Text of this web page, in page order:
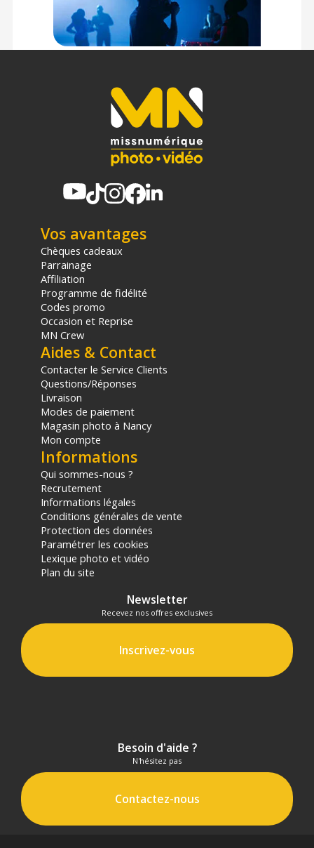
CONTENU DU CARTON
1x Sac photo Trekker LT HP 100 de Lowepro
Offre valable jusqu'au 07-08-2026 inclus.
Code EAN Lowepro Trekker LT HP 100 gris - Sac photo de
ceinture - Achat et prix :
8024221725087
(1) Offre valable jusqu'au 31 Décembre 2030 à partir de 49 euros
d'achat, sur la base d'une expédition Chronopost 24H vers un point
sur les produits de moins de 1m et moins de 20Kg.
(2) Nombre de points Fidélité estimés, hors remises au panier, basé
Vos avantages
Chèques cadeaux
Parrainage
Affiliation
Programme de fidélité
Codes promo
Occasion et Reprise
MN Crew
Aides & Contact
Contacter le Service Clients
Questions/Réponses
Livraison
Modes de paiement
Magasin photo à Nancy
Mon compte
Informations
Qui sommes-nous ?
Recrutement
Informations légales
Conditions générales de vente
Protection des données
Paramétrer les cookies
Lexique photo et vidéo
Plan du site
Newsletter
Recevez nos offres exclusives
Inscrivez-vous
Besoin d'aide ?
N'hésitez pas
Contactez-nous